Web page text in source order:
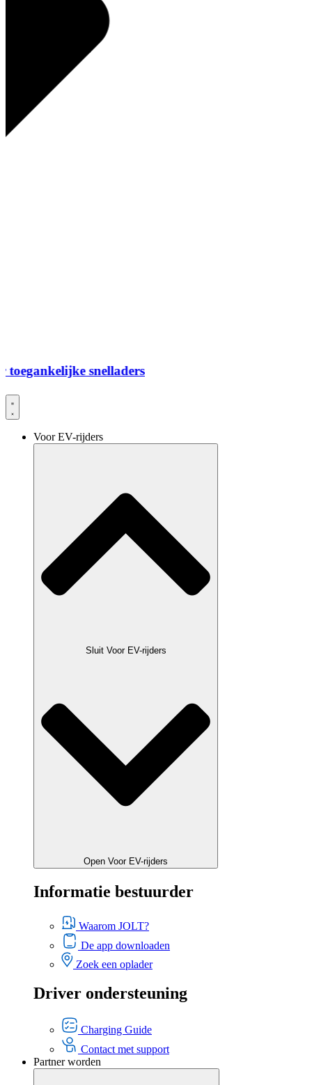
snelladers
Voor EV-rijders
Sluit Voor EV-rijders
Open Voor EV-rijders
Informatie bestuurder
Waarom JOLT?
De app downloaden
Zoek een oplader
Driver ondersteuning
Charging Guide
Contact met support
Partner worden